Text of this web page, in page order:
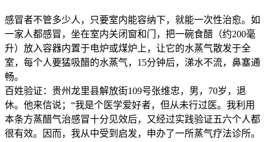
感冒者不管多少人，只要室内能容纳下，就能一次性治愈。如
一家人都感冒，坐在室内关闭窗和门，把一碗食醋（约200毫
升）放入容器内置于电炉或煤炉上，让它的水蒸气散发于全
室，每个人要猛吸醋的水蒸气，15分钟后，涕水不流，鼻塞通
畅。
百姓验证：贵州龙里县解放街109号张维忠，男，70岁，退
休。他来信说；“我是个医学爱好者，但从未行过医。我利用
本条方蒸醋气治感冒十分见效后，又经过实践验证五六个人都
很有效。因而，我从中受到启发，申办了一所蒸气疗法诊所。